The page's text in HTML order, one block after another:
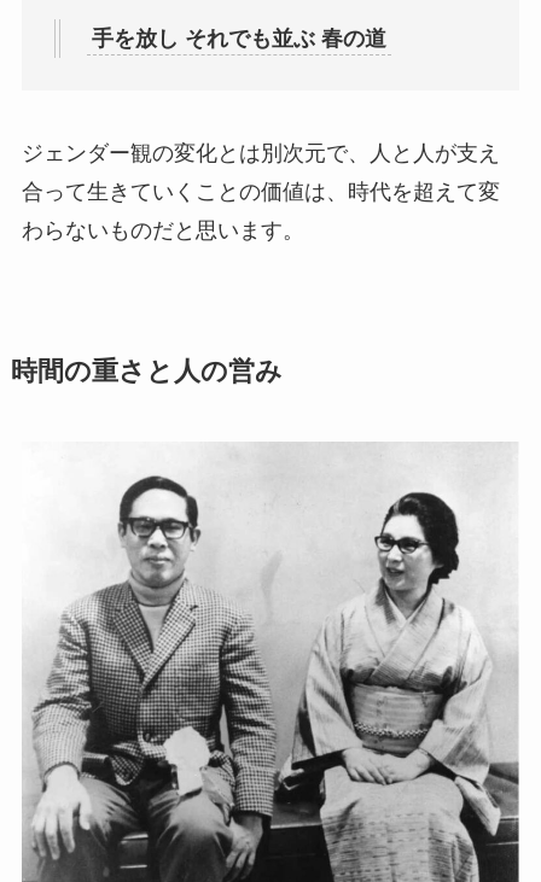
手を放し それでも並ぶ 春の道
ジェンダー観の変化とは別次元で、人と人が支え
合って生きていくことの価値は、時代を超えて変
わらないものだと思います。
時間の重さと人の営み